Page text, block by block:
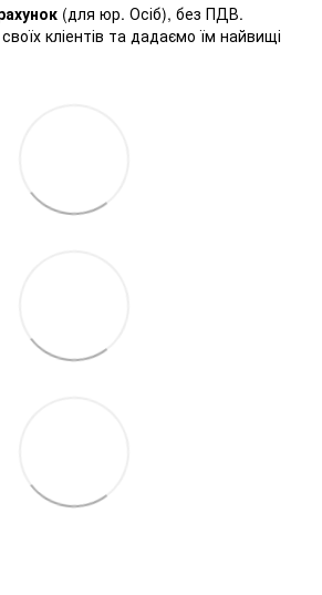
(для юр. Осіб), без ПДВ.
кліентів та дадаємо їм найвищі